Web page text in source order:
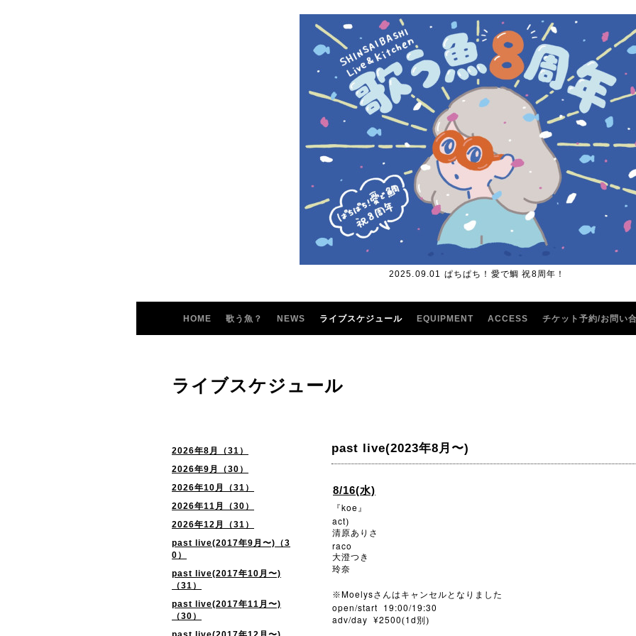
2025.09.01 ぱちぱち！愛で鯛 祝8周年！
HOME 歌う魚？ NEWS ライブスケジュール EQUIPMENT ACCESS チケット予約/お問い
2026年8月（31）
2026年9月（30）
2026年10月（31）
2026年11月（30）
2026年12月（31）
past live(2017年9月〜)（3
0）
past live(2017年10月〜)
（31）
past live(2017年11月〜)
（30）
ライブスケジュール
past live(2023年8月〜)
8/16(水)
『koe』
act)
清原ありさ
raco
大澄つき
玲奈
※Moelysさんはキャンセルとなりました
open/start 19:00/19:30
adv/day ¥2500(1d 別)